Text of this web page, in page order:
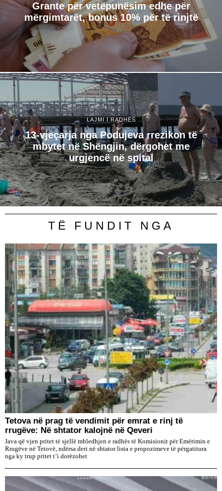
Grante për vetëpunësim edhe për
mërgimtarët, bonus 10% për të rinjtë
LAJMI I RADHËS
13-vjeçarja nga Podujeva rrezikon të
mbytet në Shëngjin, dërgohet me
urgjencë në spital
TË FUNDIT NGA
Tetova në prag të vendimit për emrat e rinj të
rrugëve: Në shtator kalojnë në Qeveri
Java që vjen pritet të sjellë mbledhjen e radhës të Komisionit për Emërimin e
Rrugëve në Tetovë, ndërsa deri në shtator lista e propozimeve të përgatitura
nga ky trup pritet t’i dorëzohet